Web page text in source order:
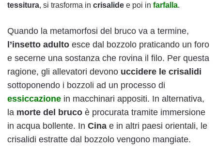
tessitura, si trasforma in crisalide e poi in farfalla.
Quando la metamorfosi del bruco va a termine,
l’insetto adulto esce dal bozzolo praticando un foro
e secerne una sostanza che rovina il filo. Per questa
ragione, gli allevatori devono uccidere le crisalidi
sottoponendo i bozzoli ad un processo di
essiccazione in macchinari appositi. In alternativa,
la morte del bruco è procurata tramite immersione
in acqua bollente. In Cina e in altri paesi orientali, le
crisalidi estratte dal bozzolo vengono mangiate.